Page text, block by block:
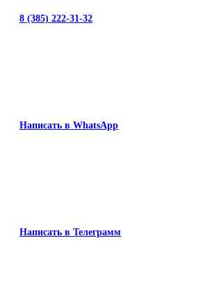
8 (385) 222-31-32
Написать в WhatsApp
Написать в Телеграмм